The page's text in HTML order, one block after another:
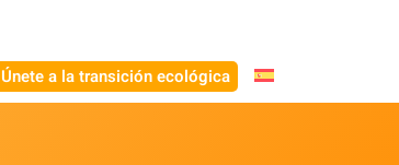
Únete a la transición ecológica